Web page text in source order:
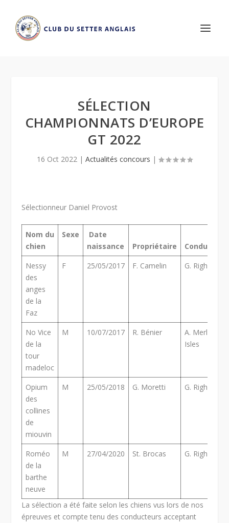
SÉLECTION
CHAMPIONNATS D’EUROPE
GT 2022
16 Oct 2022 | Actualités concours |
Sélectionneur Daniel Provost
Nom du
chien
Sexe
Date
naissance
Propriétaire
Conducteur
Nessy
des
anges
de la
Faz
F 25/05/2017 F. Camelin G. Righetti
No Vice
de la
tour
madeloc
M 10/07/2017 R. Bénier
A. Merle des
Isles
Opium
des
collines
de
miouvin
M 25/05/2018 G. Moretti G. Righetti
Roméo
de la
barthe
neuve
M 27/04/2020 St. Brocas G. Righetti
La sélection a été faite selon les chiens vus lors de nos
épreuves et compte tenu des conducteurs acceptant